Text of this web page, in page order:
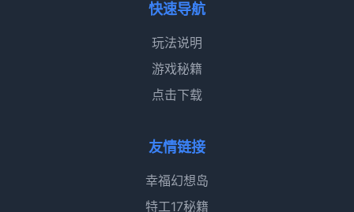
快速导航
玩法说明
游戏秘籍
点击下载
友情链接
幸福幻想岛
特工17秘籍